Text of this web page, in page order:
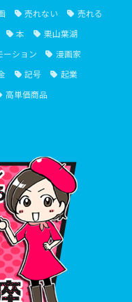
売れない
売れる
本
栗山葉湖
ーション
漫画家
記号
起業
高単価商品